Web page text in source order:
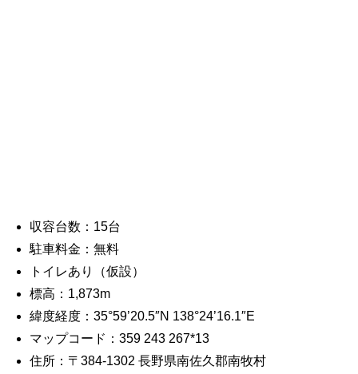
収容台数：15台
駐車料金：無料
トイレあり（仮設）
標高：1,873m
緯度経度：35°59’20.5″N 138°24’16.1″E
マップコード：359 243 267*13
住所：〒384-1302 長野県南佐久郡南牧村